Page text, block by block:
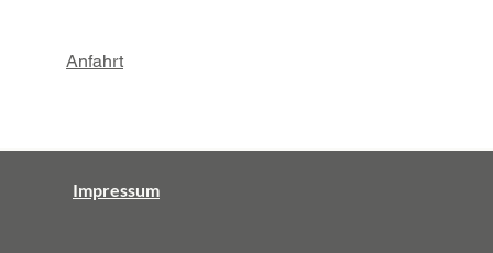
Anfahrt
Impressum